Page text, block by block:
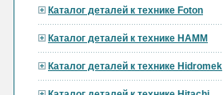
Каталог деталей к технике Foton
Каталог деталей к технике HAMM
Каталог деталей к технике Hidromek